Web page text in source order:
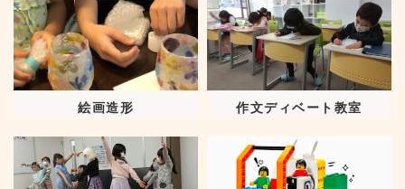
絵画造形 作文ディベート教室